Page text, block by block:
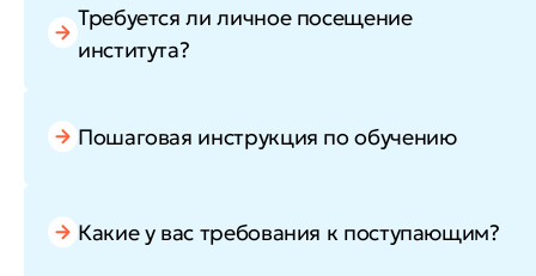
Требуется ли личное посещение
института?
Пошаговая инструкция по обучению
Какие у вас требования к поступающим?